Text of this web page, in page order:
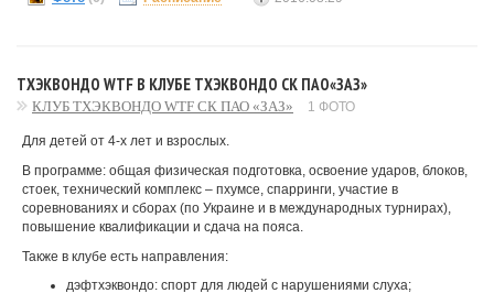
ТХЭКВОНДО WTF В КЛУБЕ ТХЭКВОНДО СК ПАО«ЗАЗ»
КЛУБ ТХЭКВОНДО WTF СК ПАО «ЗАЗ» 1 ФОТО
Для детей от 4-х лет и взрослых.
В программе: общая физическая подготовка, освоение ударов, блоков,
стоек, технический комплекс – пхумсе, спарринги, участие в
соревнованиях и сборах (по Украине и в международных турнирах),
повышение квалификации и сдача на пояса.
Также в клубе есть направления:
дэфтхэквондо: спорт для людей с нарушениями слуха;